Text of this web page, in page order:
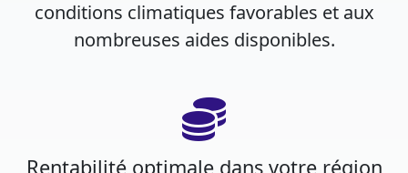
conditions climatiques favorables et aux
nombreuses aides disponibles.
Rentabilité optimale dans votre région